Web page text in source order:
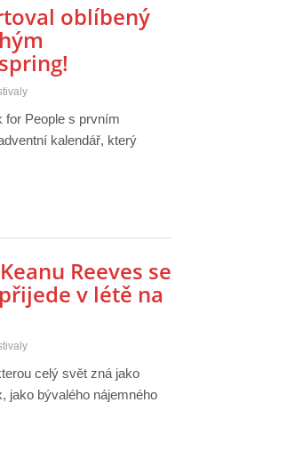
oblíbený
for People s prvním
kalendář, který
Reeves se
v létě na
celý svět zná jako
jako bývalého nájemného